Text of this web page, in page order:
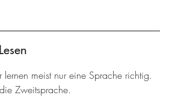
meist nur eine Sprache richtig.
Zweitsprache.